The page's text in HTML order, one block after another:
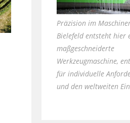
Präzision im
Bielefeld entsteht hier
maßgeschneiderte
Werkzeugmaschine,
für individuelle
und den weltweiten